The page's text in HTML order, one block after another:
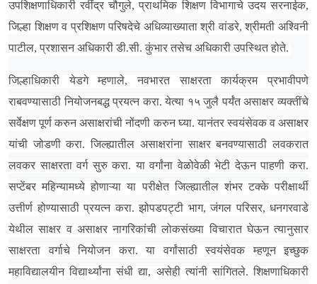
उपशिक्षणाधिकारी रवींद्र चौगुले, प्राथमिक शिक्षण विभागाचे उदय सरनाईक,
जिल्हा शिक्षण व प्रशिक्षण परिषदेचे अधिव्याख्याता श्री वांडरे, श्रीमती अश्विनी
पाटील, प्रशासन अधिकारी डी.सी. कुंभार तसेच अधिकारी उपस्थित होते.
जिल्हाधिकारी येडगे म्हणाले, नवभारत साक्षरता कार्यक्रम प्रभावीपणे
राबवण्यासाठी नियोजनबद्ध प्रयत्न करा. येत्या १५ जुलै पर्यंत असाक्षर व्यक्तींचे
सर्वेक्षण पूर्ण करुन असाक्षरांची नोंदणी करुन घ्या. यानंतर स्वयंसेवक व असाक्षर
यांची जोडणी करा. जिल्ह्यातील असाक्षरांना साक्षर बनवण्यासाठी लवकरात
लवकर साक्षरता वर्ग सुरु करा. या वर्गांना वेळोवेळी भेटी देऊन पाहणी करा.
सप्टेंबर महिन्यामध्ये होणाऱ्या या परीक्षेत जिल्ह्यातील शंभर टक्के परीक्षार्थी
उत्तीर्ण होण्यासाठी प्रयत्न करा. झोपडपट्टी भाग, जंगल परिसर, धनगरवाडे
येथील साक्षर व असाक्षर नागरिकांची लोकसंख्या विचारात घेऊन त्यानुसार
साक्षरता वर्गाचे नियोजन करा. या वर्गांसाठी स्वयंसेवक म्हणून इच्छुक
महाविद्यालयीन विद्यार्थ्यांना संधी द्या, असेही त्यांनी सांगितले. शिक्षणाधिकारी